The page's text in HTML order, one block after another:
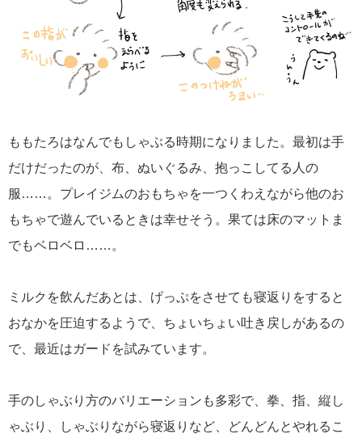
ももたろはなんでもしゃぶる時期になりました。最初は手
だけだったのが、布、ぬいぐるみ、抱っこしてる人の
服……。プレイジムのおもちゃを一つくわえながら他のお
もちゃで遊んでいるときは幸せそう。果ては床のマットま
でもベロベロ……。
ミルクを飲んだあとは、げっぷをさせても寝返りをすると
おなかを圧迫するようで、ちょいちょい吐き戻しがあるの
で、最近はガードを試みています。
手のしゃぶり方のバリエーションも多彩で、拳、指、縦し
ゃぶり、しゃぶりながら寝返りなど、どんどんとやれるこ